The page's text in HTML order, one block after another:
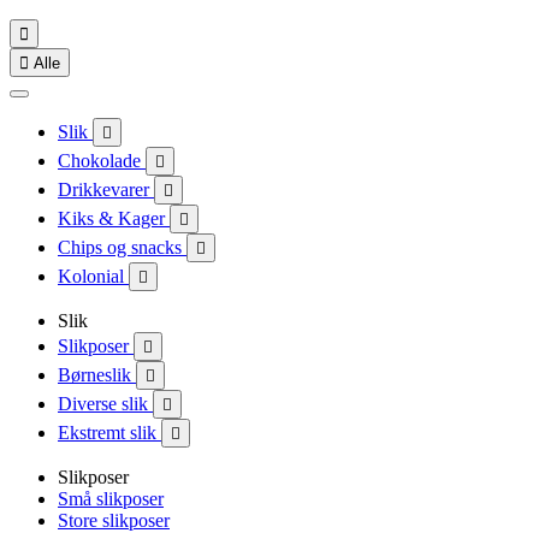

 Alle
Slik 
Chokolade 
Drikkevarer 
Kiks & Kager 
Chips og snacks 
Kolonial 
Slik
Slikposer

Børneslik 
Diverse slik 
Ekstremt slik 
Slikposer
Små slikposer
Store slikposer